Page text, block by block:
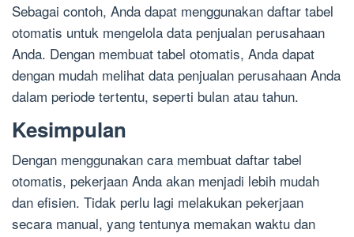
Sebagai contoh, Anda dapat menggunakan daftar tabel
otomatis untuk mengelola data penjualan perusahaan
Anda. Dengan membuat tabel otomatis, Anda dapat
dengan mudah melihat data penjualan perusahaan Anda
dalam periode tertentu, seperti bulan atau tahun.
Kesimpulan
Dengan menggunakan cara membuat daftar tabel
otomatis, pekerjaan Anda akan menjadi lebih mudah
dan efisien. Tidak perlu lagi melakukan pekerjaan
secara manual, yang tentunya memakan waktu dan